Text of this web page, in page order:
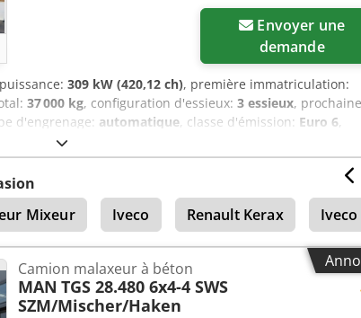
demande
309 kW (420,12 ch), première immatriculation:
37 000 kg, configuration d'essieux: 3 essieux, prochaine
d'engrenage: automatique, classe d'émission: Euro 6,
ABS, climatisation
VTC30006 * Prix d’achat : 69 900,00 € * Acompte : 10 % *
: 1 089,02 € Valeur résiduelle : 12 380,00 € Si cette
à vos besoins, veuillez nous contacter (M. Enchev).
Erreurs et omissions réservées. Nous reprenons
chez nous. GOLEC NUTZFAHRZEUGE GMBH
ukrainien, russe, bulgare.
Mixeur Iveco Renault Kerax Iveco
Camion malaxeur à béton
MAN TGS 28.480 6x4-4 SWS
SZM/Mischer/Haken